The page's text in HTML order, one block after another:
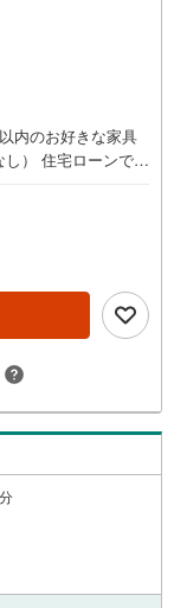
内のお好きな家具
） 住宅ローンで
、不動産購入の満
上に「パートナー
た私たちが、物件
ルサポートします
格交渉も弊社の得
アコン、網戸、太
のでは？そんな悩
一気見！内覧ツア
社でご内覧いただ
能 窓口を一つに絞
全国700店舗以上展
数・情報量で理想